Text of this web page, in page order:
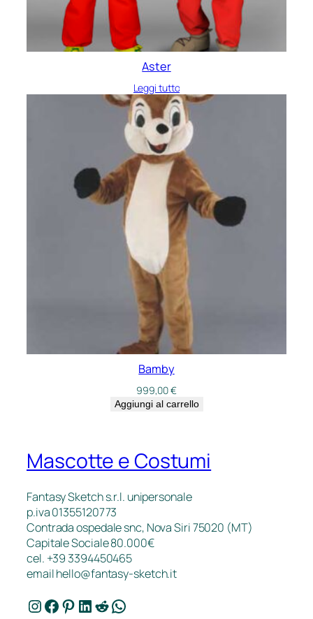
Aster
Leggi tutto
Bamby
999,00€
Aggiungi al carrello
Mascotte e Costumi
Fantasy Sketch s.r.l. unipersonale
p.iva 01355120773
Contrada ospedale snc, Nova Siri 75020 (MT)
Capitale Sociale 80.000€
cel. +39 3394450465
emailhello@fantasy-sketch.it
Instagram Facebook Pinterest LinkedIn Reddit WhatsApp